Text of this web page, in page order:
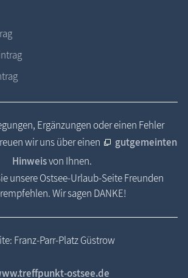
Ergänzungen oder einen Fehler
wir uns über einen
gutgemeinten
Hinweisvon Ihnen.
unsere Ostsee-Urlaub-Seite Freunden
Wir sagen DANKE!
Franz-Parr-Platz Güstrow
ostsee.de